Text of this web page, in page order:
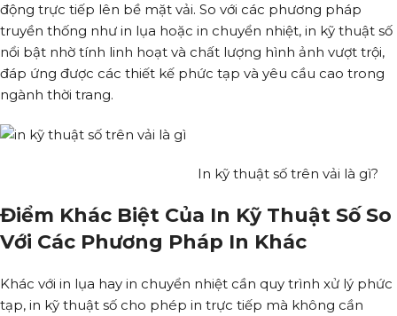
động trực tiếp lên bề mặt vải. So với các phương pháp
truyền thống như in lụa hoặc in chuyển nhiệt, in kỹ thuật số
nổi bật nhờ tính linh hoạt và chất lượng hình ảnh vượt trội,
đáp ứng được các thiết kế phức tạp và yêu cầu cao trong
ngành thời trang.
In kỹ thuật số trên vải là gì?
Điểm Khác Biệt Của In Kỹ Thuật Số So
Với Các Phương Pháp In Khác
Khác với in lụa hay in chuyển nhiệt cần quy trình xử lý phức
tạp, in kỹ thuật số cho phép in trực tiếp mà không cần